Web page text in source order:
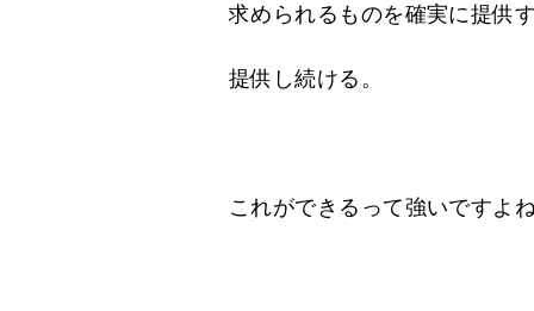
求められるものを確実に提供す
提供し続ける。
これができるって強いですよね